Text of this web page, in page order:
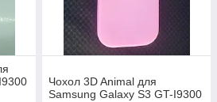
Чохол 3D Animal для
Samsung Galaxy S3 GT-I9300